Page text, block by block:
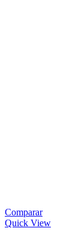
Comparar
Quick View